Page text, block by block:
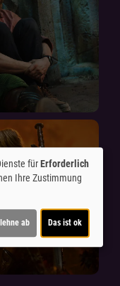
fürErforderlich
Ihre Zustimmung
ab Das ist ok